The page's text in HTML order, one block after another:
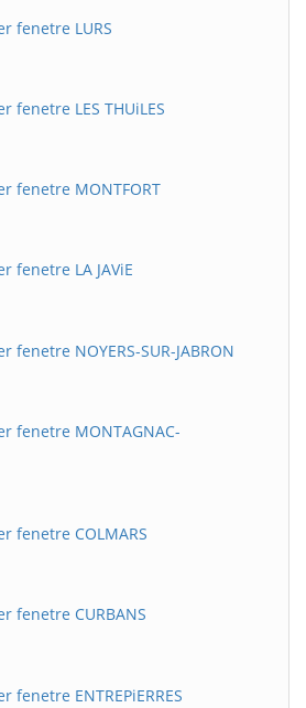
fenetre LURS
fenetre LES THUiLES
fenetre MONTFORT
fenetre LA JAViE
fenetre NOYERS-SUR-JABRON
fenetre MONTAGNAC-
fenetre COLMARS
fenetre CURBANS
fenetre ENTREPiERRES